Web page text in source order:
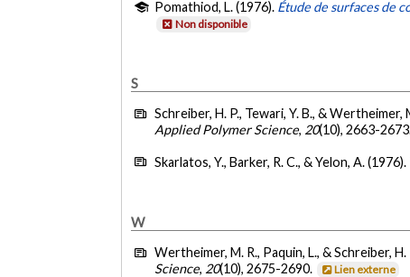
Pomathiod, L. (1976). Étude de surfaces de
Non disponible
S
Schreiber, H. P., Tewari, Y. B., & Wertheimer,
Applied Polymer Science, 20(10), 2663-
Skarlatos, Y., Barker, R. C., & Yelon, A. (1976).
W
Wertheimer, M. R., Paquin, L., & Schreiber, H.
Science, 20(10), 2675-2690. Lien externe